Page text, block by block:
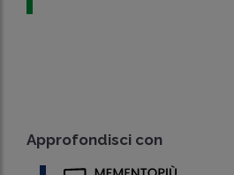
Approfondisci con